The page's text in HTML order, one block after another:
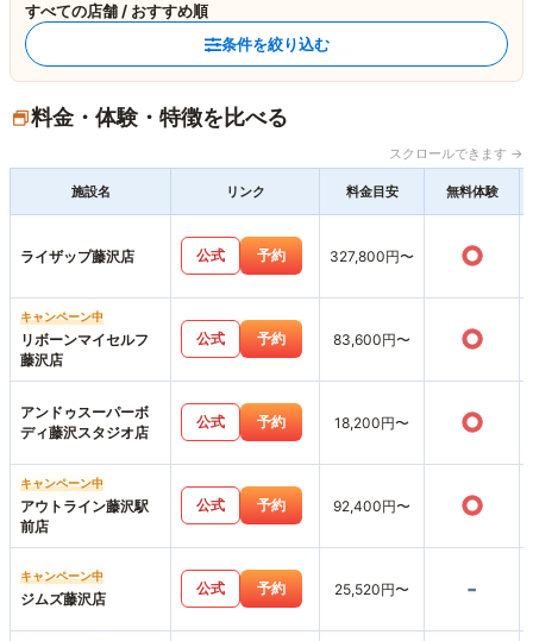
すべての店舗 / おすすめ順
条件を絞り込む
料金・体験・特徴を比べる
スクロールできます →
施設名 リンク 料金目安 無料体験
ライザップ藤沢店 公式 予約 327,800円〜 ○
キャンペーン中
リボーンマイセルフ
藤沢店
公式 予約 83,600円〜 ○
アンドゥスーパーボ
ディ藤沢スタジオ店
公式 予約 18,200円〜 ○
キャンペーン中
アウトライン藤沢駅
前店
公式 予約 92,400円〜 ○
キャンペーン中
ジムズ藤沢店
公式 予約 25,520円〜 -